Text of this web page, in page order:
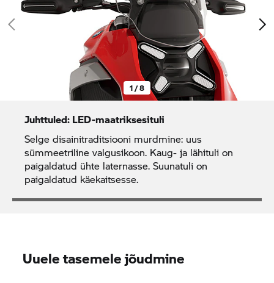
1 / 8
Juhttuled: LED-maatriksesituli
Selge disainitraditsiooni murdmine: uus
sümmeetriline valgusikoon. Kaug- ja lähituli on
paigaldatud ühte laternasse. Suunatuli on
paigaldatud käekaitsesse.
Uuele tasemele jõudmine